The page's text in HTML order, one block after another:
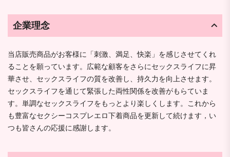
企業理念
当店販売商品がお客様に「刺激、満足、快楽」を感じさせてくれ
ることを願っています。広範な顧客をさらにセックスライフに昇
華させ、セックスライフの質を改善し、持久力を向上させます。
セックスライフを通じて緊張した両性関係を改善がもらていま
す。単調なセックスライフをもっとより楽しくします。これから
も豊富なセクシーコスプレエロ下着商品を更新して続けます，い
つも皆さんの応援に感謝します。